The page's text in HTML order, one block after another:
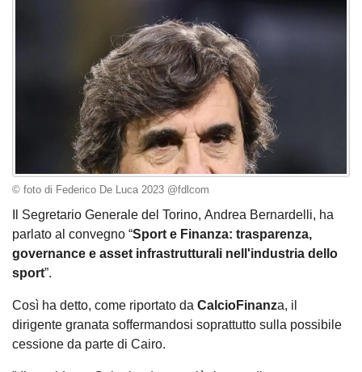
© foto di Federico De Luca 2023 @fdlcom
Il Segretario Generale del Torino, Andrea Bernardelli, ha
parlato al convegno “Sport e Finanza: trasparenza,
governance e asset infrastrutturali nell'industria dello
sport”.
Così ha detto, come riportato da CalcioFinanza, il
dirigente granata soffermandosi soprattutto sulla possibile
cessione da parte di Cairo.